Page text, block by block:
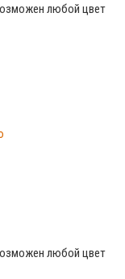
любой цвет
любой цвет